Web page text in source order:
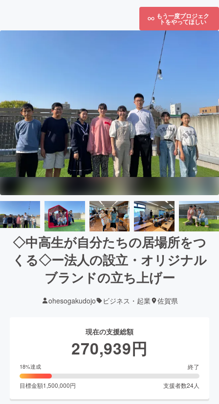
もう一度プロジェク
トをやってほしい
◇中高生が自分たちの居場所をつ
くる◇ー法人の設立・オリジナル
ブランドの立ち上げー
ohesogakudojo ビジネス・起業 佐賀県
現在の支援総額
270,939円
18%達成 終了
目標金額1,500,000円 支援者数24人